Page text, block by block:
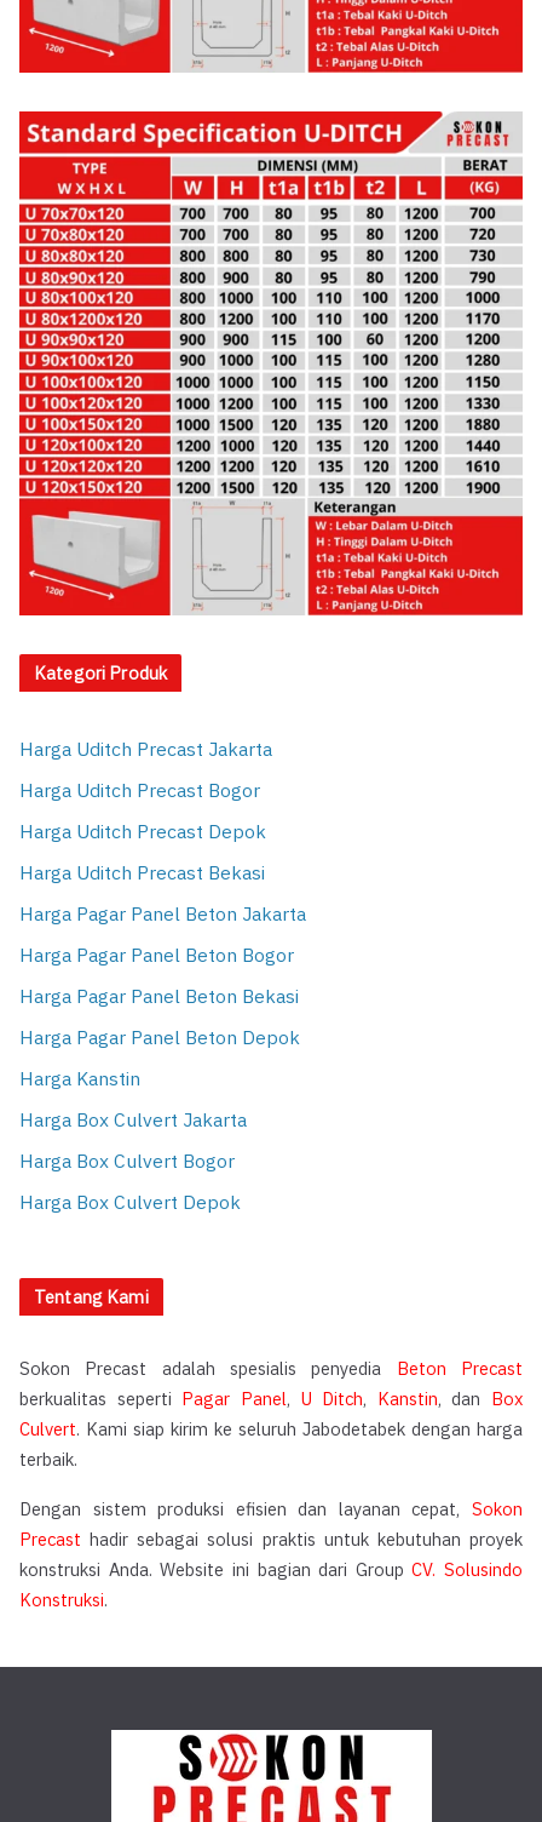
Kategori Produk
Harga Uditch Precast Jakarta
Harga Uditch Precast Bogor
Harga Uditch Precast Depok
Harga Uditch Precast Bekasi
Harga Pagar Panel Beton Jakarta
Harga Pagar Panel Beton Bogor
Harga Pagar Panel Beton Bekasi
Harga Pagar Panel Beton Depok
Harga Kanstin
Harga Box Culvert Jakarta
Harga Box Culvert Bogor
Harga Box Culvert Depok
Tentang Kami
Sokon Precast adalah spesialis penyedia Beton Precast
berkualitas seperti Pagar Panel, U Ditch, Kanstin, dan Box
Culvert. Kami siap kirim ke seluruh Jabodetabek dengan harga
terbaik.
Dengan sistem produksi efisien dan layanan cepat, Sokon
Precast hadir sebagai solusi praktis untuk kebutuhan proyek
konstruksi Anda. Website ini bagian dari GroupCV. Solusindo
Konstruksi.